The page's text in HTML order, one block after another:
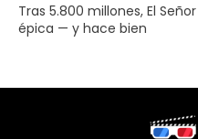
Tras 5.800 millones, El
épica — y hace bien